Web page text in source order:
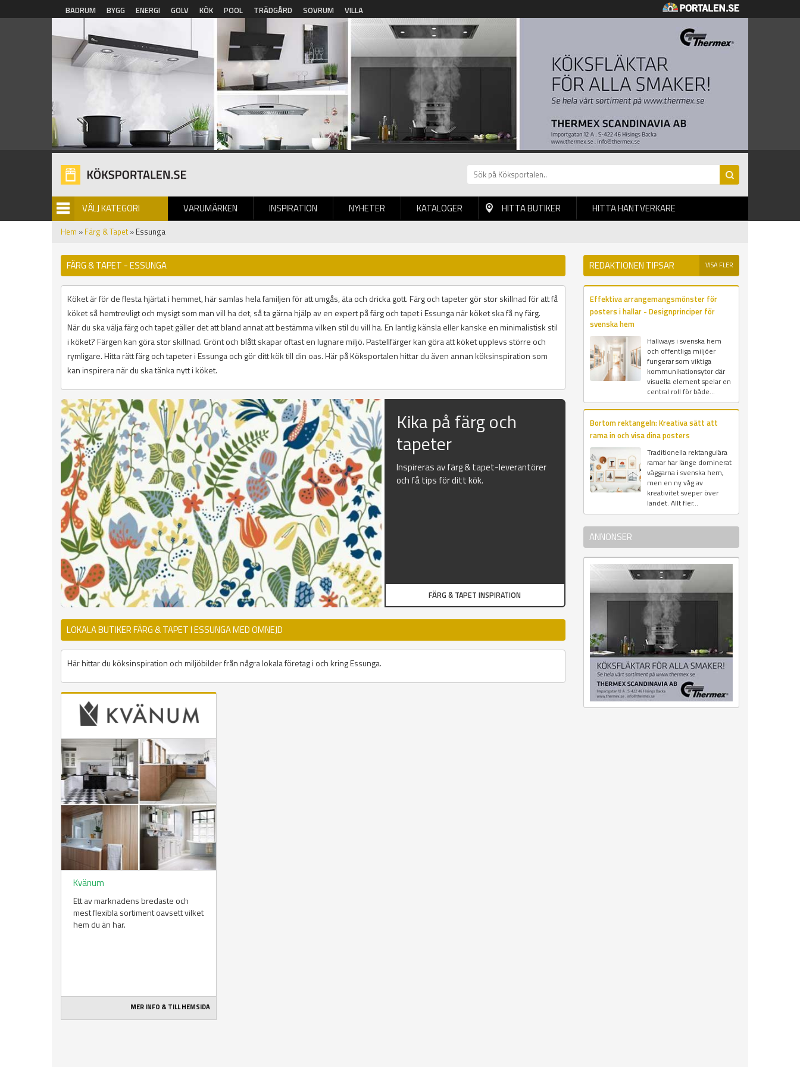
Hoppa till huvudinnehåll
BADRUM BYGG ENERGI GOLV KÖK POOL TRÄDGÅRD SOVRUM VILLA
VÄLJ KATEGORI VARUMÄRKEN INSPIRATION NYHETER
BILDGALLERI KATALOGER HITTA BUTIKER HITTA HANTVERKARE
Hem » Färg & Tapet» Essunga
FÄRG & TAPET - ESSUNGA
Köket är för de flesta hjärtat i hemmet, här samlas hela familjen för att umgås, äta och dricka gott. Färg och tapeter gör stor skillnad för att få
köket så hemtrevligt och mysigt som man vill ha det, så ta gärna hjälp av en expert på färg och tapet i Essunga när köket ska få ny färg.
När du ska välja färg och tapet gäller det att bland annat att bestämma vilken stil du vill ha. En lantlig känsla eller kanske en minimalistisk stil
i köket? Färgen kan göra stor skillnad. Grönt och blått skapar oftast en lugnare miljö. Pastellfärger kan göra att köket upplevs större och
rymligare. Hitta rätt färg och tapeter i Essunga och gör ditt kök till din oas. Här på Köksportalen hittar du även annan köksinspiration som
kan inspirera när du ska tänka nytt i köket.
Kika på färg och
tapeter
Inspireras av färg & tapet-leverantörer
och få tips för ditt kök.
FÄRG & TAPET INSPIRATION
LOKALA BUTIKER FÄRG & TAPET I ESSUNGA MED OMNEJD
Här hittar du köksinspiration och miljöbilder från några lokala företag i och kring Essunga.
Kvänum
Ett av marknadens bredaste och
mest flexibla sortiment oavsett vilket
hem du än har.
MER INFO & TILL HEMSIDA
REDAKTIONEN TIPSAR VISA FLER
Effektiva arrangemangsmönster för
posters i hallar - Designprinciper för
svenska hem
Hallways i svenska hem
och offentliga miljöer
fungerar som viktiga
kommunikationsytor där
visuella element spelar en
central roll för både...
Bortom rektangeln: Kreativa sätt att
rama in och visa dina posters
Traditionella rektangulära
ramar har länge dominerat
väggarna i svenska hem,
men en ny våg av
kreativitet sveper över
landet. Allt fler...
ANNONSER